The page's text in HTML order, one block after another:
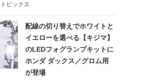
トピックス
配線の切り替えでホワイトと
イエローを選べる【キジマ】
のLEDフォグランプキットに
ホンダ ダックス／グロム用
が登場